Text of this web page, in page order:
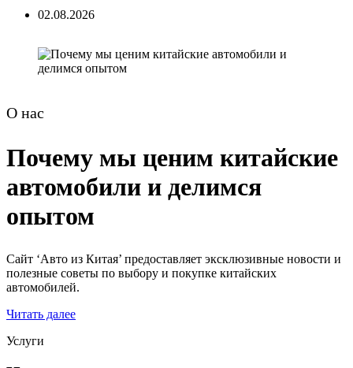
02.08.2026
О нас
Почему мы ценим китайские
автомобили и делимся
опытом
Сайт ‘Авто из Китая’ предоставляет эксклюзивные новости и
полезные советы по выбору и покупке китайских
автомобилей.
Читать далее
Услуги